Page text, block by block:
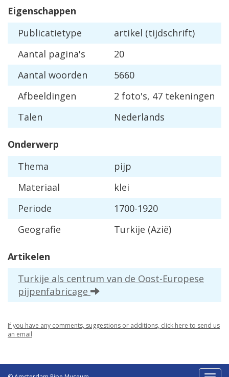
Eigenschappen
Publicatietype
artikel (tijdschrift)
Aantal pagina's
20
Aantal woorden
5660
Afbeeldingen
2 foto's, 47 tekeningen
Talen
Nederlands
Onderwerp
Thema
pijp
Materiaal
klei
Periode
1700-1920
Geografie
Turkije (Azië)
Artikelen
Turkije als centrum van de Oost-Europese
pijpenfabricage
If you have any comments, suggestions or additions, click here to send us
an email